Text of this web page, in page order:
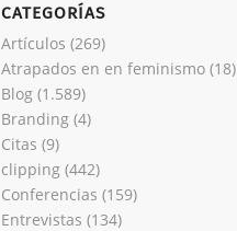
CATEGORÍAS
Artículos (269)
Atrapados en en feminismo(18)
Blog(1.589)
Branding(4)
Citas (9)
clipping(442)
Conferencias (159)
Entrevistas (134)